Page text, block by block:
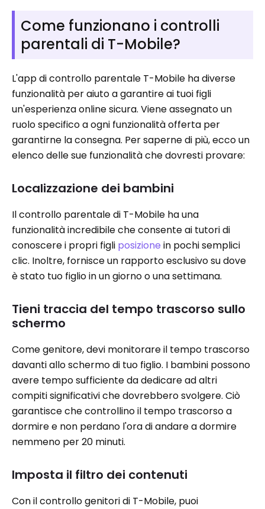
Come funzionano i controlli
parentali di T-Mobile?
L'app di controllo parentale T-Mobile ha diverse
funzionalità per aiuto a garantire ai tuoi figli
un'esperienza online sicura. Viene assegnato un
ruolo specifico a ogni funzionalità offerta per
garantirne la consegna. Per saperne di più, ecco un
elenco delle sue funzionalità che dovresti provare:
Localizzazione dei bambini
Il controllo parentale di T-Mobile ha una
funzionalità incredibile che consente ai tutori di
conoscere i propri figli posizione in pochi semplici
clic. Inoltre, fornisce un rapporto esclusivo su dove
è stato tuo figlio in un giorno o una settimana.
Tieni traccia del tempo trascorso sullo
schermo
Come genitore, devi monitorare il tempo trascorso
davanti allo schermo di tuo figlio. I bambini possono
avere tempo sufficiente da dedicare ad altri
compiti significativi che dovrebbero svolgere. Ciò
garantisce che controllino il tempo trascorso a
dormire e non perdano l'ora di andare a dormire
nemmeno per 20 minuti.
Imposta il filtro dei contenuti
Con il controllo genitori di T-Mobile, puoi